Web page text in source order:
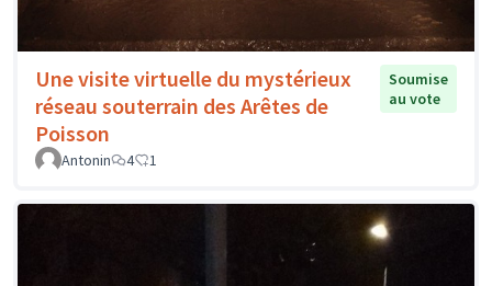
Une visite virtuelle du mystérieux
réseau souterrain des Arêtes de
Poisson
Soumise
au vote
Antonin 4 1